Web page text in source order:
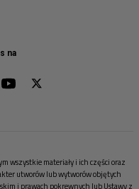
na
wszystkie materiały i ich części oraz
utworów lub wytworów objętych
i prawach pokrewnych lub Ustawy z